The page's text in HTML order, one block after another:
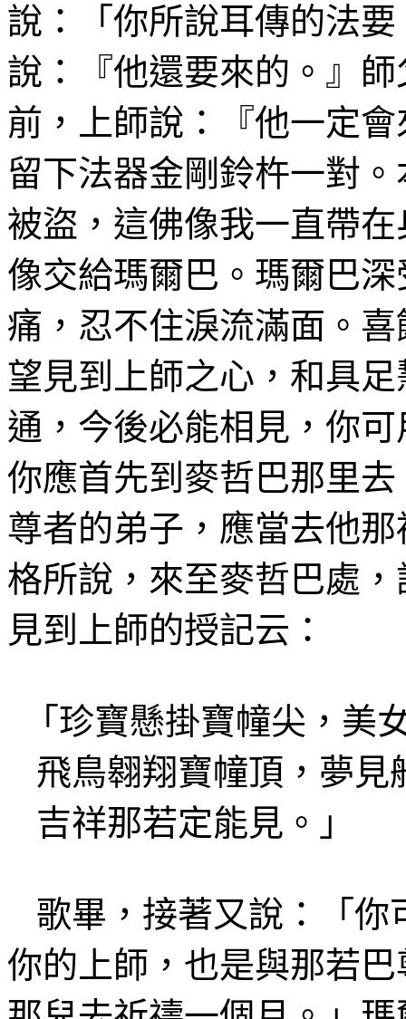
說：「你所說耳傳的法
說：『他還要來的。』
前，上師說：『他一定
留下法器金剛鈴杵一對
被盜，這佛像我一直帶
像交給瑪爾巴。 瑪爾巴
痛，忍不住淚流滿面。 喜
望見到上師之心，和具
通，今後必能相見，你
你應首先到麥哲巴那里去
尊者的弟子，應當去他
格所說，來至麥哲巴處
見到上師的授記云 ：
「珍寶懸掛寶幢尖， 美
飛鳥翱翔寶幢頂 ，夢見
吉祥那若定能見。」
歌畢 ，接著又說：「
你的上師，也是與那若